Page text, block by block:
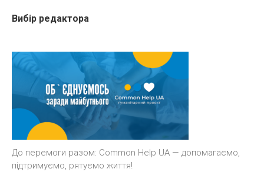
Вибір редактора
До перемоги разом: Common Help UA — допомагаємо,
підтримуємо, рятуємо життя!